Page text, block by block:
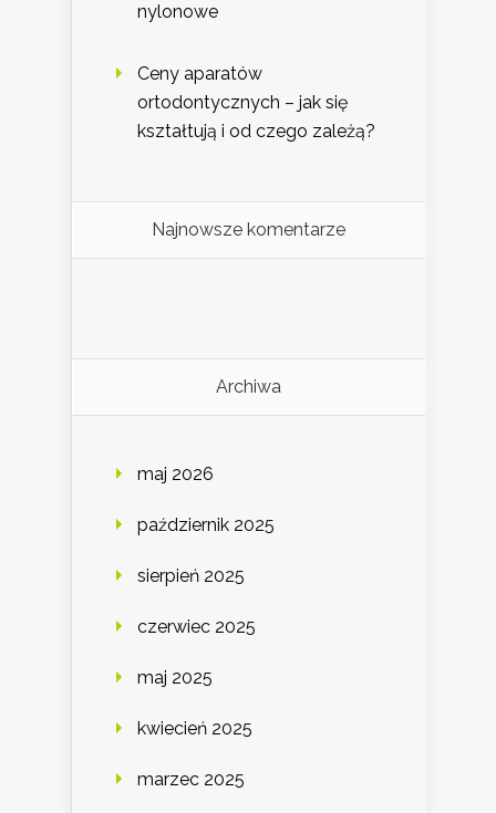
nylonowe
Ceny aparatów
ortodontycznych – jak się
kształtują i od czego zależą?
Najnowsze komentarze
Archiwa
maj 2026
październik 2025
sierpień 2025
czerwiec 2025
maj 2025
kwiecień 2025
marzec 2025